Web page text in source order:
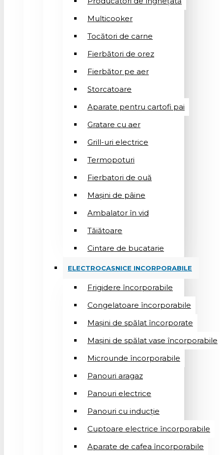
Multicooker
Tocători de carne
Fierbători de orez
Fierbător pe aer
Storcatoare
Aparate pentru cartofi pai
Gratare cu aer
Grill-uri electrice
Termopoturi
Fierbatori de ouă
Mașini de pâine
Ambalator în vid
Tăiătoare
Cintare de bucatarie
ELECTROCASNICE INCORPORABILE
Frigidere încorporabile
Congelatoare încorporabile
Mașini de spălat încorporate
Mașini de spălat vase încorporabile
Microunde încorporabile
Panouri aragaz
Panouri electrice
Panouri cu inducție
Cuptoare electrice încorporabile
Aparate de cafea încorporabile